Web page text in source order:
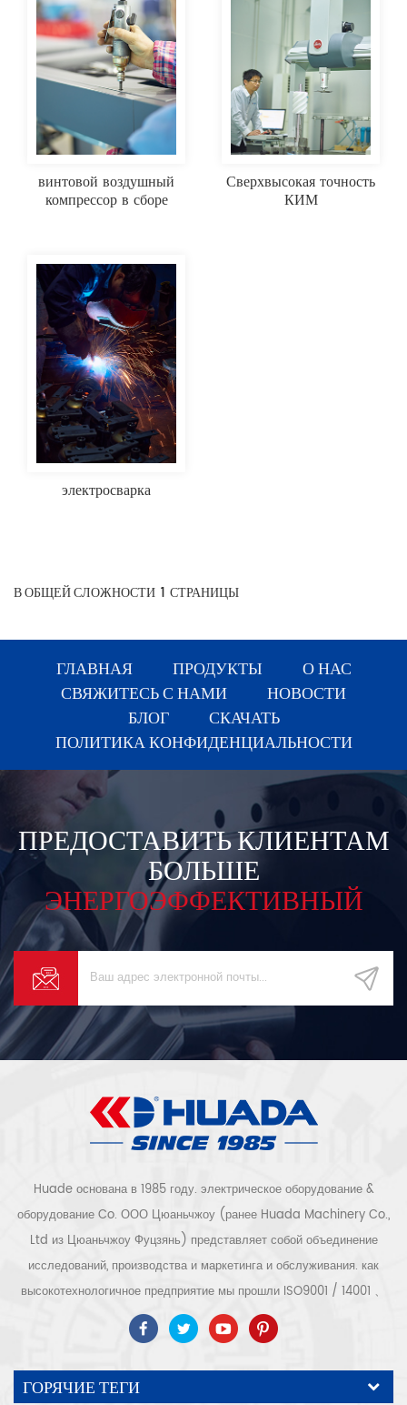
винтовой воздушный
компрессор в сборе
Сверхвысокая точность
КИМ
электросварка
В ОБЩЕЙ СЛОЖНОСТИ 1 СТРАНИЦЫ
ГЛАВНАЯ ПРОДУКТЫ
О НАС
СВЯЖИТЕСЬ С НАМИ
НОВОСТИ
БЛОГ
СКАЧАТЬ
ПОЛИТИКА КОНФИДЕНЦИАЛЬНОСТИ
ПРЕДОСТАВИТЬ КЛИЕНТАМ
БОЛЬШЕ
ЭНЕРГОЭФФЕКТИВНЫЙ
Huade основана в 1985 году. электрическое оборудование &
оборудование Co. ООО Цюаньчжоу (ранее Huada Machinery Co.,
Ltd из Цюаньчжоу Фуцзянь) представляет собой объединение
исследований, производства и маркетинга и обслуживания. как
высокотехнологичное предприятие мы прошли ISO9001 / 14001 、
ce 、 РОШ 、 ETL 、 CQC 、 Сертификация качества и
безопасности ccc, сертификация высокотехнологичных
предприятий и т. д. Воздушные компрессорные системы и
оборудование включают винтовые, центробежные, безмасляные,
ГОРЯЧИЕ ТЕГИ